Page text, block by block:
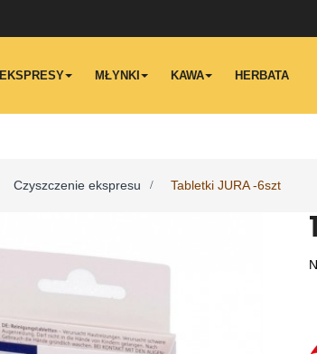
EKSPRESY MŁYNKI KAWA HERBATA
Czyszczenie ekspresu > Tabletki JURA -6szt